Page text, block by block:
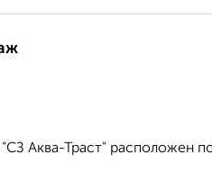
Аква-Траст" расположен